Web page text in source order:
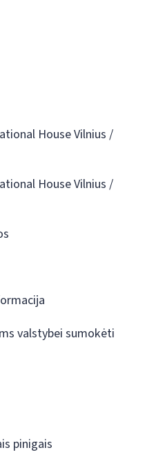
House Vilnius /
House Vilnius /
valstybei sumokėti
pinigais